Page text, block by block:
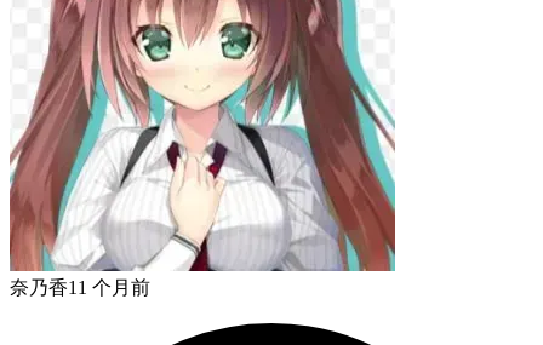
奈乃香11 个月前